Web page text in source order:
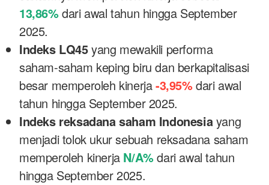
13,86%dari awal tahun hingga September
2025.
Indeks LQ45yang mewakili performa
saham-saham keping biru dan berkapitalisasi
besar memperoleh kinerja-3,95%dari awal
tahun hingga September 2025.
Indeks reksadana saham Indonesiayang
menjadi tolok ukur sebuah reksadana saham
memperoleh kinerja N/A%dari awal tahun
hingga September 2025.